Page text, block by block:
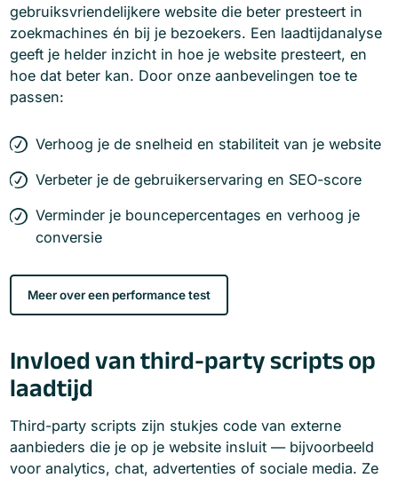
gebruiksvriendelijkere website die beter presteert in
zoekmachines én bij je bezoekers. Een laadtijdanalyse
geeft je helder inzicht in hoe je website presteert, en
hoe dat beter kan. Door onze aanbevelingen toe te
passen:
Verhoog je de snelheid en stabiliteit van je website
Verbeter je de gebruikerservaring en SEO-score
Verminder je bouncepercentages en verhoog je
conversie
Meer over een performance test
Invloed van third-party scripts op
laadtijd
Third-party scripts zijn stukjes code van externe
aanbieders die je op je website insluit — bijvoorbeeld
voor analytics, chat, advertenties of sociale media. Ze